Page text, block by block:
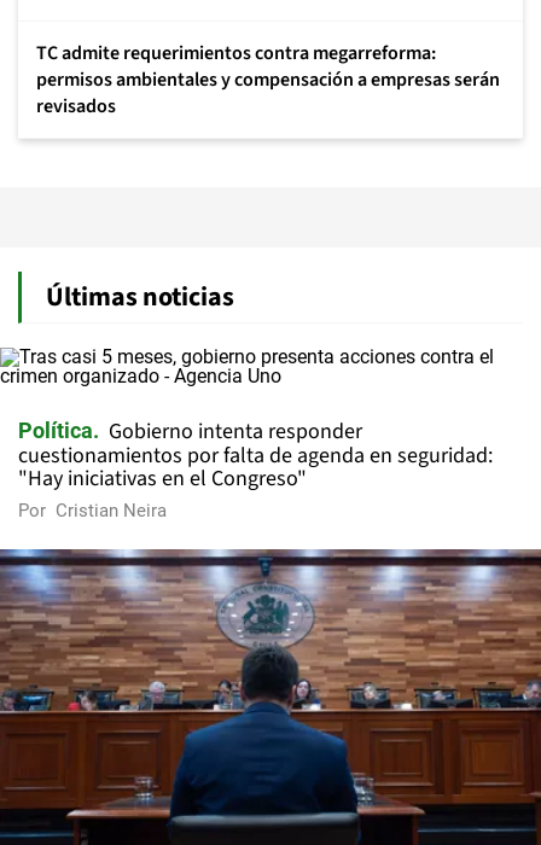
TC admite requerimientos contra megarreforma:
permisos ambientales y compensación a empresas serán
revisados
Últimas noticias
Política
Gobierno intenta responder
cuestionamientos por falta de agenda en seguridad:
"Hay iniciativas en el Congreso"
Por Cristian Neira